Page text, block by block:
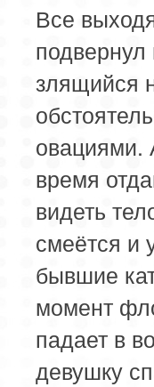
Все
подвернул
злящийся
время
видеть
смеётся и
бывшие
момент
падает в
девушку